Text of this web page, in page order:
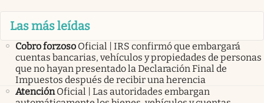
Las más leídas
Cobro forzoso Oficial | IRS confirmó que embargará
cuentas bancarias, vehículos y propiedades de personas
que no hayan presentado la Declaración Final de
Impuestos después de recibir una herencia
Atención Oficial | Las autoridades embargan